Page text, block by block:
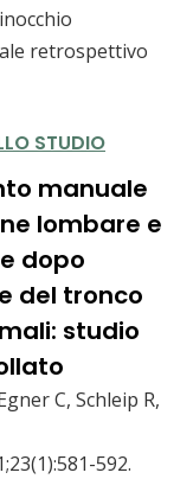
retrospettivo
STUDIO
manuale
lombare e
dopo
del tronco
studio
C, Schleip R,
592.